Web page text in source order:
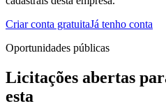
Criar conta gratuitaJá tenho conta
Oportunidades públicas
Licitações abertas
esta